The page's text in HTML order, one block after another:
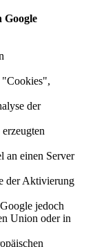
Google
"Cookies",
der
an einen Server
der Aktivierung
jedoch
Union oder in